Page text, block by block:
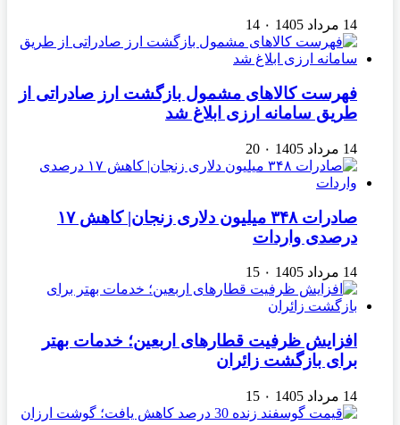
14 مرداد 1405 ۰ 14
فهرست کالاهای مشمول بازگشت ارز صادراتی از
طریق سامانه ارزی ابلاغ شد
14 مرداد 1405 ۰ 20
صادرات ۳۴۸ میلیون دلاری زنجان| ‌کاهش ۱۷
درصدی واردات
14 مرداد 1405 ۰ 15
افزایش ظرفیت قطارهای اربعین؛ خدمات بهتر
برای بازگشت زائران
14 مرداد 1405 ۰ 15